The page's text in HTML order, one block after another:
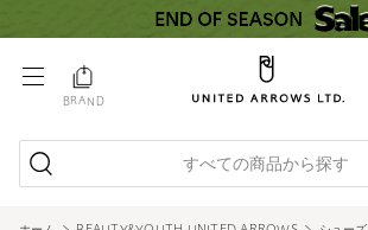
BRAND
すべての商品から探す